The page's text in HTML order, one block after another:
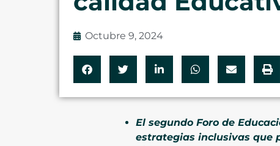
Octubre 9, 2024
El segundo Foro de
estrategias inclusivas que